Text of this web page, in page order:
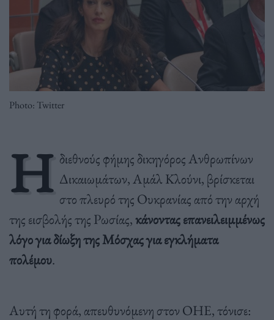
Photo: Twitter
Η διεθνούς φήμης δικηγόρος Ανθρωπίνων
Δικαιωμάτων, Αμάλ Κλούνι, βρίσκεται
στο πλευρό της Ουκρανίας από την αρχή
της εισβολής της Ρωσίας,κάνοντας επανειλειμμένως
λόγο για δίωξη της Μόσχας για εγκλήματα
πολέμου.
Αυτή τη φορά, απευθυνόμενη στον ΟΗΕ, τόνισε: